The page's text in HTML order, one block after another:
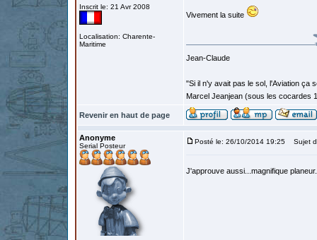
Inscrit le: 21 Avr 2008
Localisation: Charente-
Maritime
Vivement la suite
Jean-Claude
"Si il n'y avait pas le sol, l'Aviation ça
Marcel Jeanjean (sous les cocardes
Revenir en haut de page
Anonyme
Serial Posteur
Posté le: 26/10/2014 19:25 Sujet
J'approuve aussi...magnifique